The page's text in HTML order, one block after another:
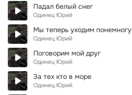
Падал белый снег
Одинец Юрий
Мы теперь уходим понемногу
Одинец Юрий
Поговорим мой друг
Одинец Юрий
За тех кто в море
Одинец Юрий